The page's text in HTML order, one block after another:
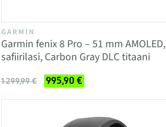
GARMIN
Garmin fenix 8 Pro – 51 mm AMOLED,
safiirilasi, Carbon Gray DLC titaani
1 299,99 € 995,90 €